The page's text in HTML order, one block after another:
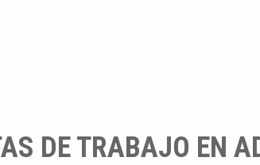
DE TRABAJO EN